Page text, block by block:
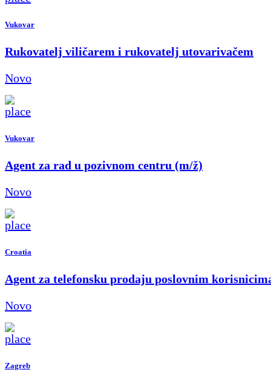
Vukovar
Rukovatelj viličarem i rukovatelj utovarivačem
Novo
Vukovar
Agent za rad u pozivnom centru (m/ž)
Novo
Croatia
Agent za telefonsku prodaju poslovnim
Novo
Zagreb